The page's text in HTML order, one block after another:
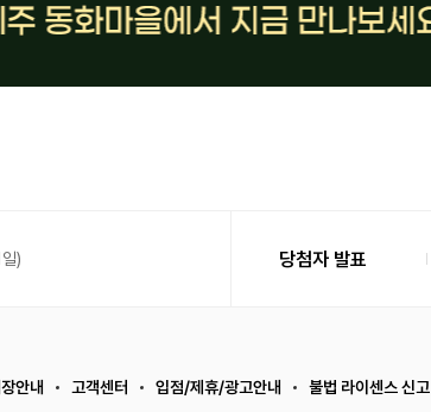
) 당첨자 발표
안내 고객센터 입점/제휴/광고안내 불법 라이센스 신